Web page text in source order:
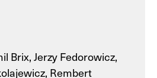
Brix, Jerzy Fedorowicz,
Rembert